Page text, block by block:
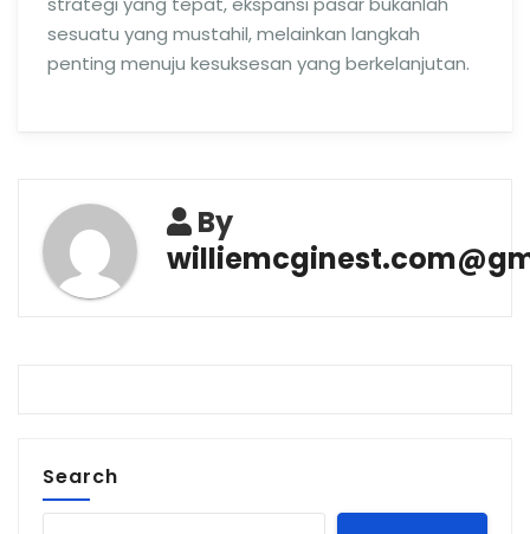
sesuatu yang mustahil, melainkan langkah
penting menuju kesuksesan yang berkelanjutan.
By
Search